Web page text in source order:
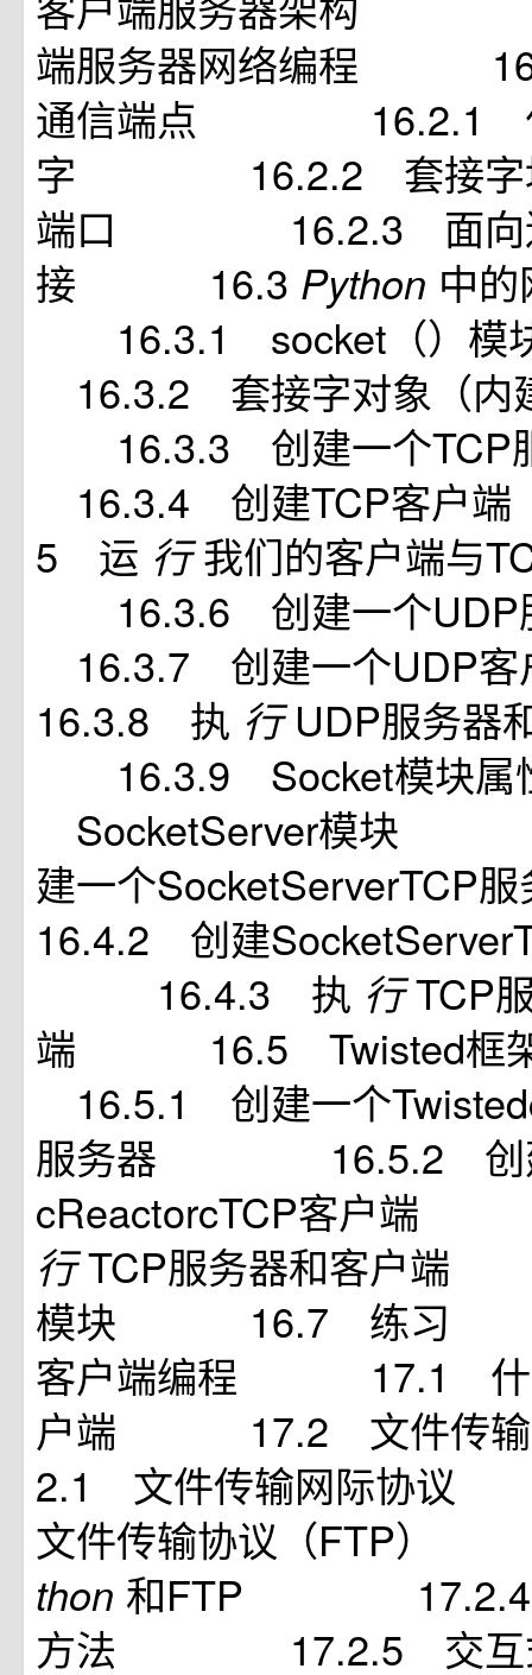
端服务器网络编程
通信端点 16.2.1 什
字 16.2.2 套接字地
端口 16.2.3 面向连
接 16.3 Python 中
16.3.1 socket（
16.3.2 套接字对象
16.3.3 创建一个
16.3.4 创建TCP
5 运 行我们的客户端
16.3.6 创建一个
16.3.7 创建一个
16.3.8 执 行UDP服务
16.3.9 Socket模
SocketServer模
建一个
16.4.2 创建
16.4.3 执 行TCP
端 16.5 Twisted
16.5.1 创建一个
服务器 16.5.2 创建
cReactorcTCP客户
行TCP服务器和客户
模块 16.7 练习
客户端编程 17.1 什
户端 17.2 文件
2.1 文件传输网际
文件传输协议（
thon 和FTP 17.2.4
方法 17.2.5 交互